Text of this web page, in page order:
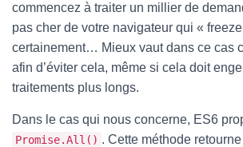
commencez à traiter un millier de
pas cher de votre navigateur qui «
certainement… Mieux vaut dans ce cas
afin d’éviter cela, même si cela doit
traitements plus longs.
Dans le cas qui nous concerne, ES6
Promise.All() . Cette méthode